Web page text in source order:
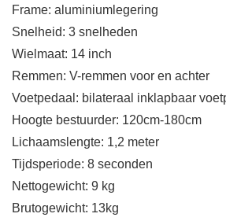
Frame: aluminiumlegering
Snelheid: 3 snelheden
Wielmaat: 14 inch
Remmen: V-remmen voor en achter
Voetpedaal: bilateraal inklapbaar
Hoogte bestuurder: 120cm-180cm
Lichaamslengte: 1,2 meter
Tijdsperiode: 8 seconden
Nettogewicht: 9 kg
Brutogewicht: 13kg